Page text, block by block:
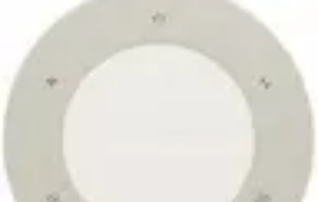
Top Footballeurs
Talents Émergents
talents émergents
Talents
émergents
Top Footballeurs